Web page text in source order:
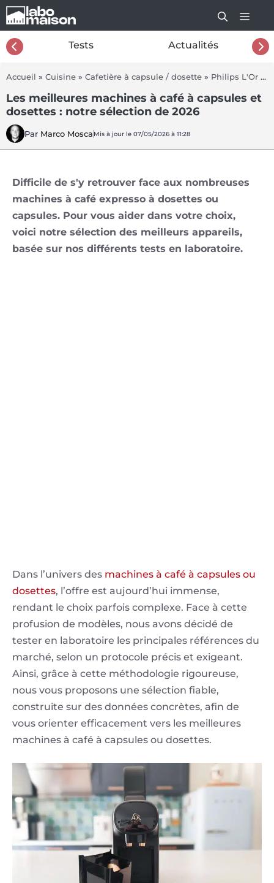
Aller
au
contenu
Tests Actualités
Accueil » Cuisine » Cafetière à capsule / dosette » Philips L'Or Barista Sublime
Les meilleures machines à café à capsules et
dosettes : notre sélection de 2026
Par Marco Mosca Mis à jour le 07/05/2026 à 11:28
Difficile de s'y retrouver face aux nombreuses
machines à café expresso à dosettes ou
capsules. Pour vous aider dans votre choix,
voici notre sélection des meilleurs appareils,
basée sur nos différents tests en laboratoire.
Dans l’univers des machines à café à capsules ou
dosettes, l’offre est aujourd’hui immense,
rendant le choix parfois complexe. Face à cette
profusion de modèles, nous avons décidé de
tester en laboratoire les principales références du
marché, selon un protocole précis et exigeant.
Ainsi, grâce à cette méthodologie rigoureuse,
nous vous proposons une sélection fiable,
construite sur des données concrètes, afin de
vous orienter efficacement vers les meilleures
machines à café à capsules ou dosettes.